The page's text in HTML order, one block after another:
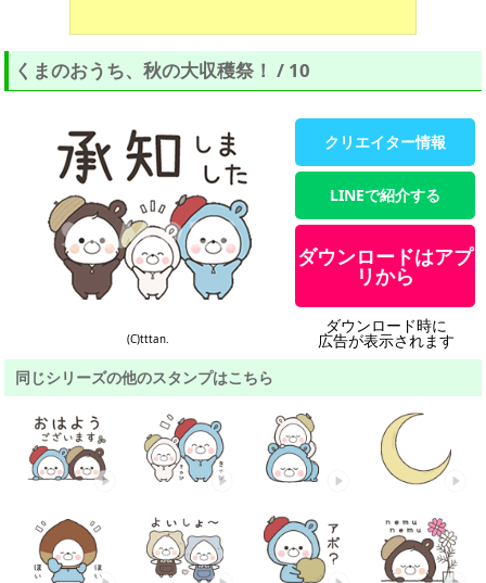
くまのおうち、秋の大収穫祭！ / 10
(C)tttan.
クリエイター情報
LINEで紹介する
ダウンロードはアプ
リから
ダウンロード時に
広告が表示されます
同じシリーズの他のスタンプはこちら